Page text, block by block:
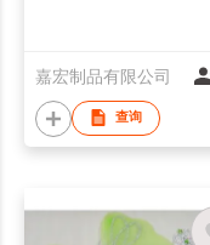
嘉宏制品有限公司
查询